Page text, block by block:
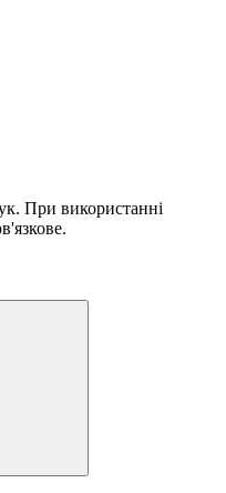
При використанні